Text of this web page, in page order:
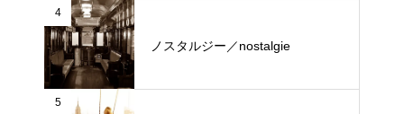
4
ノスタルジー／nostalgie
5